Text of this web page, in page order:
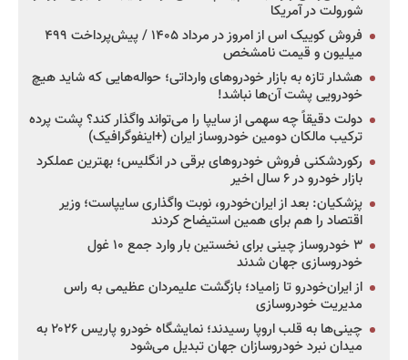
شورولت در آمریکا
فروش کوییک اس از امروز در مرداد ۱۴۰۵ / پیش‌پرداخت ۴۹۹
میلیون و قیمت نامشخص
هشدار تازه به بازار خودروهای وارداتی؛ حواله‌هایی که شاید هیچ
خودرویی پشت آن‌ها نباشد!
دولت دقیقاً چه سهمی از سایپا را می‌تواند واگذار کند؟ پشت پرده
ترکیب مالکان دومین خودروساز ایران (+اینفوگرافیک)
رکوردشکنی فروش خودروهای برقی در انگلیس؛ بهترین عملکرد
بازار خودرو در ۶ سال اخیر
پزشکیان: بعد از ایران‌خودرو، نوبت واگذاری سایپاست؛ وزیر
اقتصاد را هم برای همین استیضاح کردند
۳ خودروساز چینی برای نخستین بار وارد جمع ۱۰ غول
خودروسازی جهان شدند
از ایران‌خودرو تا زامیاد؛ بازگشت علیمردان عظیمی به راس
مدیریت خودروسازی
چینی‌ها به قلب اروپا رسیدند؛ نمایشگاه خودرو پاریس ۲۰۲۶ به
میدان نبرد خودروسازان جهان تبدیل می‌شود